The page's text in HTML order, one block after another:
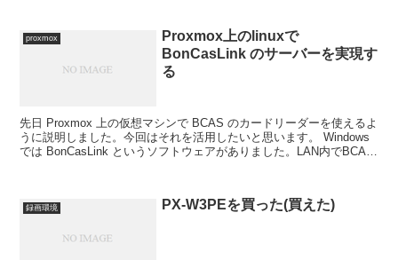
proxmox
Proxmox上のlinuxで
BonCasLink のサーバーを実現す
る
先日 Proxmox 上の仮想マシンで BCAS のカードリーダーを使えるよ
うに説明しました。今回はそれを活用したいと思います。 Windows
では BonCasLink というソフトウェアがありました。LAN内でBCAS
録画環境 PX-W3PEを買った(買えた)